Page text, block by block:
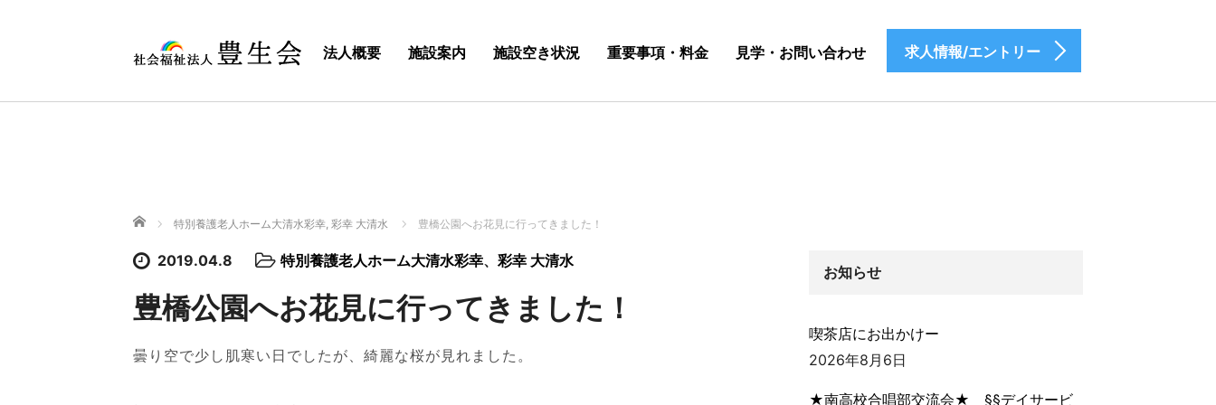
法人概要 施設案内 施設空き状況 重要事項・料金 見学・お問い合わせ 求人情報/エントリー
ホーム 特別養護老人ホーム大清水彩幸, 彩幸 大清水 豊橋公園へお花見に行ってきました！
2019.04.8 特別養護老人ホーム大清水彩幸、 彩幸 大清水
豊橋公園へお花見に行ってきました！
曇り空で少し肌寒い日でしたが、綺麗な桜が見れました。
お知らせ
喫茶店にお出かけー
2026年8月6日
★南高校合唱部交流会★ §§デイサービ